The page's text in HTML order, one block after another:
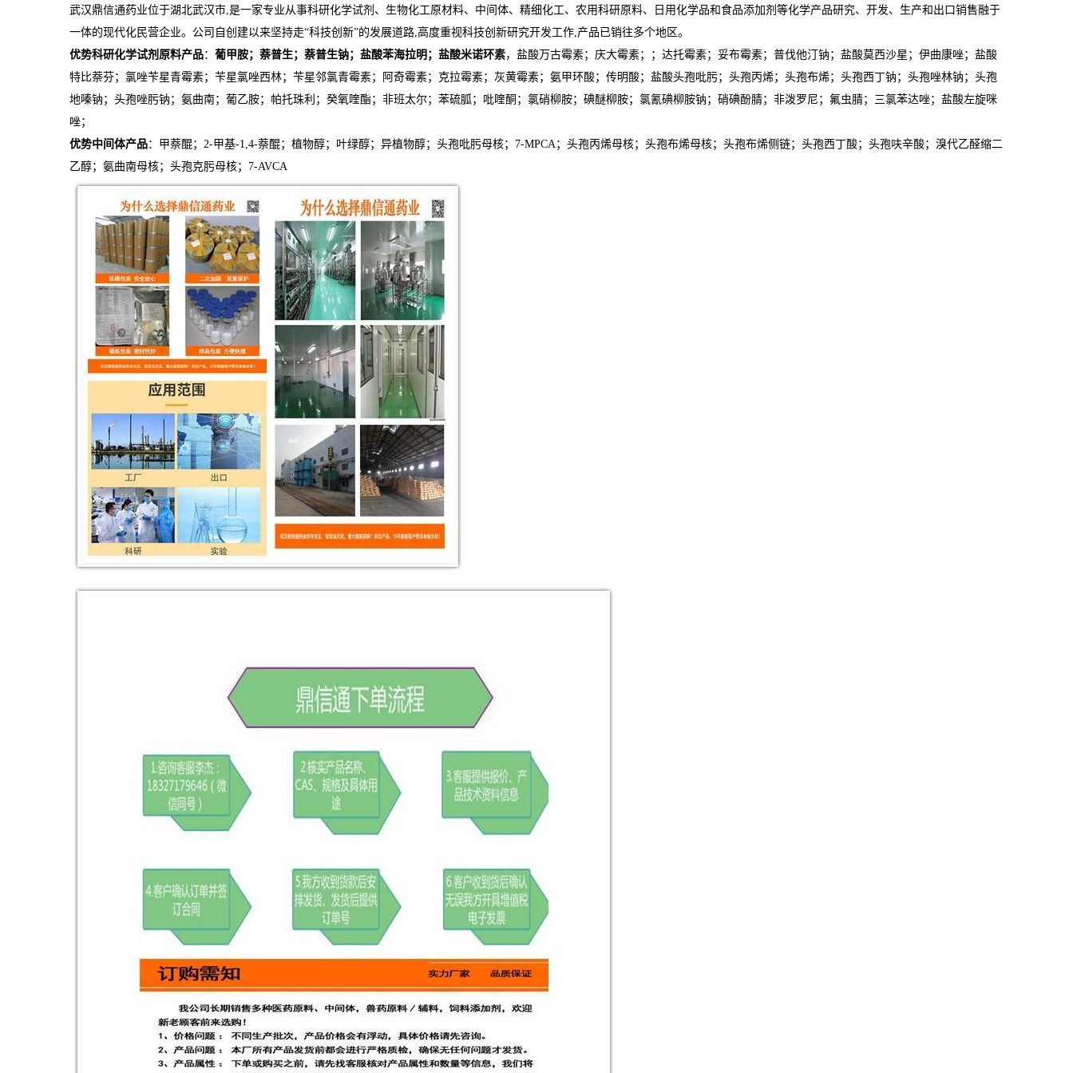
武汉鼎信通药业位于湖北武汉市,是一家专业从事科研化学试剂、生物化工原材料、中间体、精细化工、农用科研原料、日用化学品和食品添加剂等化学产品研究、开发、生产和出口销售融于
一体的现代化民营企业。公司自创建以来坚持走“科技创新”的发展道路,高度重视科技创新研究开发工作,产品已销往多个地区。
优势科研化学试剂原料产品： 葡甲胺； 萘普生；萘普生钠；盐酸苯海拉明；盐酸米诺环素，盐酸万古霉素；庆大霉素；；达托霉素；妥布霉素；普伐他汀钠；盐酸莫西沙星；伊曲康唑；盐酸
特比萘芬；氯唑苄星青霉素；苄星氯唑西林；苄星邻氯青霉素；阿奇霉素；克拉霉素；灰黄霉素；氨甲环酸；传明酸；盐酸头孢吡肟；头孢丙烯；头孢布烯；头孢西丁钠；头孢唑林钠；头孢
地嗪钠；头孢唑肟钠；氨曲南；葡乙胺；帕托珠利；癸氧喹酯；非班太尔；苯硫胍；吡喹酮；氯硝柳胺；碘醚柳胺；氯氰碘柳胺钠；硝碘酚腈；非泼罗尼；氟虫腈；三氯苯达唑；盐酸左旋咪
唑；
优势中间体产品：甲萘醌；2-甲基-1,4-萘醌；植物醇；叶绿醇；异植物醇；头孢吡肟母核；7-MPCA；头孢丙烯母核；头孢布烯母核；头孢布烯侧链；头孢西丁酸；头孢呋辛酸；溴代乙醛缩二
乙醇；氨曲南母核；头孢克肟母核；7-AVCA